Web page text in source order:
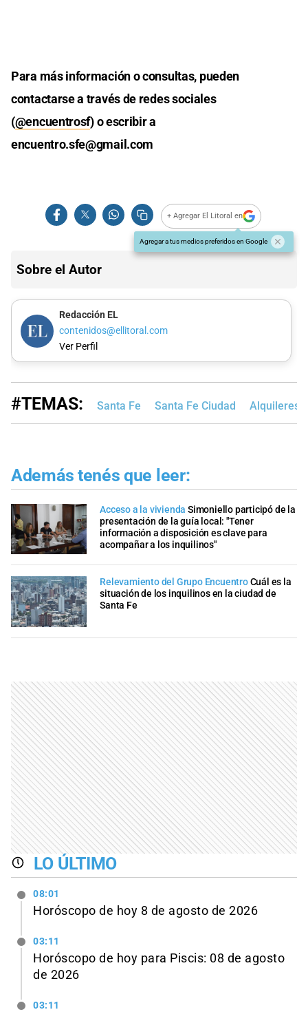
Para más información o consultas, pueden
contactarse a través de redes sociales
(@encuentrosf) o escribir a
encuentro.sfe@gmail.com
+ Agregar El Litoral en
Agregar a tus medios preferidos en Google
Sobre el Autor
Redacción EL
contenidos@ellitoral.com
Ver Perfil
#TEMAS: Santa Fe Santa Fe Ciudad Alquileres
Además tenés que leer:
Acceso a la vivienda Simoniello participó de la
presentación de la guía local: "Tener
información a disposición es clave para
acompañar a los inquilinos"
Relevamiento del Grupo EncuentroCuál es la
situación de los inquilinos en la ciudad de
Santa Fe
LO ÚLTIMO
08:01
Horóscopo de hoy 8 de agosto de 2026
03:11
Horóscopo de hoy para Piscis: 08 de agosto
de 2026
03:11